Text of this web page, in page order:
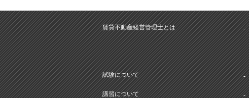
賃貸不動産経営管理士とは
試験について
講習について